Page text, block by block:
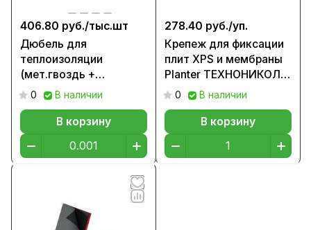
406.80 руб./тыс.шт
Дюбель для
теплоизоляции
(мет.гвоздь +
заглушка), 120мм
0 В наличии
В корзину
278.40 руб./уп.
Крепеж для фиксации
плит XPS и мембраны
Planter ТЕХНОНИКОЛЬ
№02
0 В наличии
В корзину